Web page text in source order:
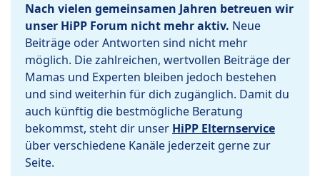
Nach vielen gemeinsamen Jahren betreuen wir
unser HiPP Forum nicht mehr aktiv. Neue
Beiträge oder Antworten sind nicht mehr
möglich. Die zahlreichen, wertvollen Beiträge der
Mamas und Experten bleiben jedoch bestehen
und sind weiterhin für dich zugänglich. Damit du
auch künftig die bestmögliche Beratung
bekommst, steht dir unser HiPP Elternservice
über verschiedene Kanäle jederzeit gerne zur
Seite.